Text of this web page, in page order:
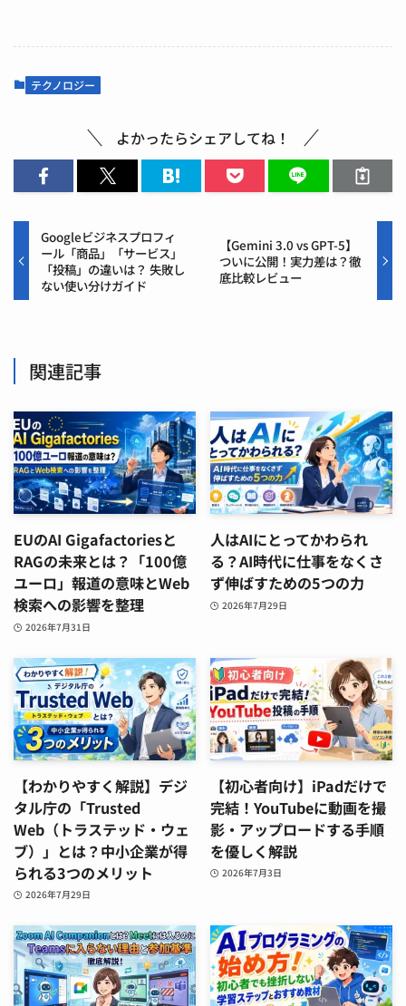
テクノロジー
よかったらシェアしてね！
Googleビジネスプロフィ
ール「商品」「サービス」
「投稿」の違いは？ 失敗し
ない使い分けガイド
【Gemini 3.0 vs GPT-5】
ついに公開！実力差は？徹
底比較レビュー
関連記事
EUのAI Gigafactoriesと
RAGの未来とは？「100億
ユーロ」報道の意味とWeb
検索への影響を整理
2026年7月31日
人はAIにとってかわられ
る？AI時代に仕事をなくさ
ず伸ばすための5つの力
2026年7月29日
【わかりやすく解説】デジ
タル庁の「Trusted
Web（トラステッド・ウェ
ブ）」とは？中小企業が得
られる3つのメリット
2026年7月29日
【初心者向け】iPadだけで
完結！YouTubeに動画を撮
影・アップロードする手順
を優しく解説
2026年7月3日